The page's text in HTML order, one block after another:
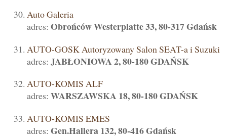
Auto Galeria
adres: Obrońców Westerplatte 33, 80-317 Gdańsk
AUTO-GOSK Autoryzowany Salon SEAT-a i Suzuki
adres: JABŁONIOWA 2, 80-180 GDAŃSK
AUTO-KOMIS ALF
adres: WARSZAWSKA 18, 80-180 GDAŃSK
AUTO-KOMIS EMES
adres: Gen.Hallera 132, 80-416 Gdańsk